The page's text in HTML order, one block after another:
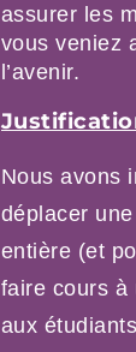
assurer les
vous veniez
l’avenir.
Nous avons
déplacer
entière (et
faire cours à
aux